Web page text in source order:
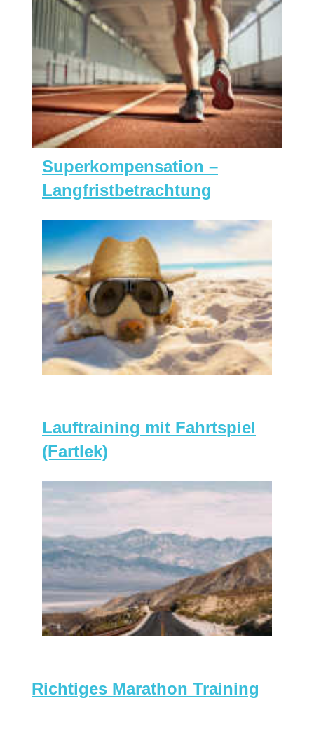
Superkompensation –
Langfristbetrachtung
Lauftraining mit Fahrtspiel
(Fartlek)
Richtiges Marathon Training